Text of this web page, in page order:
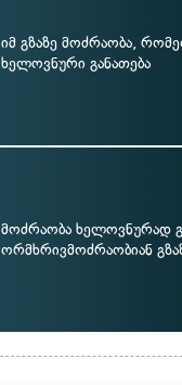
იმ გზაზე მოძრაობა,
ხელოვნური განათება
მოძრაობა ხელოვნურად
ორმხრივმოძრაობიან